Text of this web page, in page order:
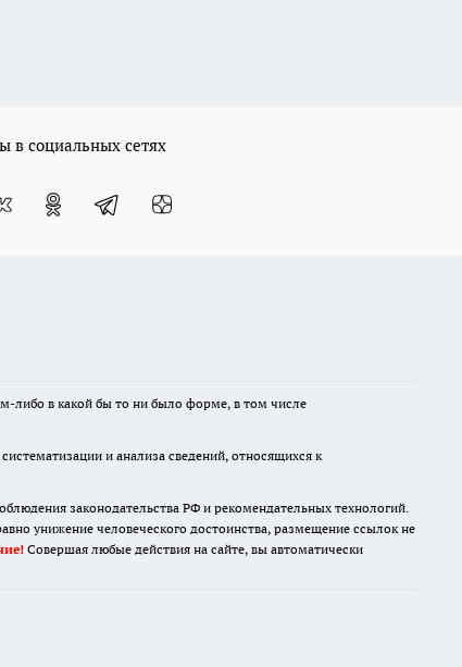
в социальных сетях
либо в какой бы то ни было форме, в том числе
и анализа сведений, относящихся к
законодательства РФ и рекомендательных технологий.
унижение человеческого достоинства, размещение ссылок не
Совершая любые действия на сайте, вы автоматически